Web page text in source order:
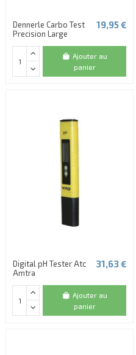
Dennerle Carbo Test
Precision Large
19,95 €
Ajouter au
panier
Digital pH Tester Atc
Amtra
31,63 €
Ajouter au
panier